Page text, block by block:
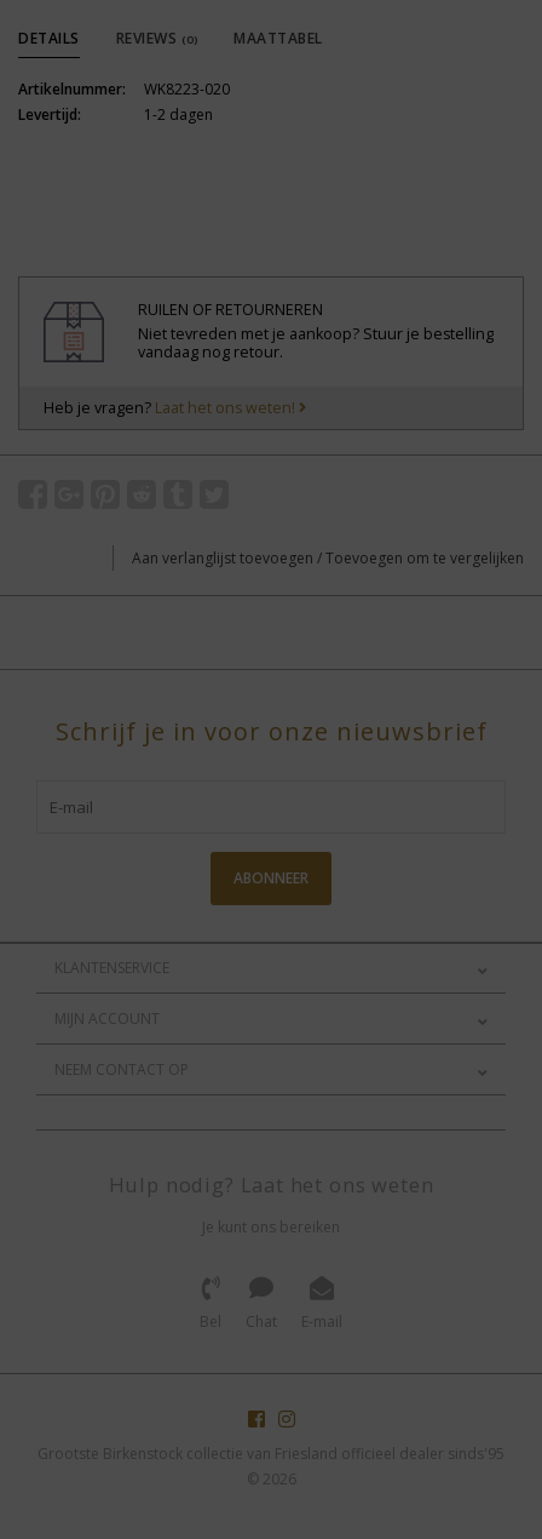
DETAILS REVIEWS (0) MAATTABEL
Artikelnummer:
WK8223-020
Levertijd:
1-2 dagen
RUILEN OF RETOURNEREN
Niet tevreden met je aankoop? Stuur je bestelling
vandaag nog retour.
Heb je vragen? Laat het ons weten!
Aan verlanglijst toevoegen /Toevoegen om te vergelijken
Schrijf je in voor onze nieuwsbrief
ABONNEER
KLANTENSERVICE
MIJN ACCOUNT
NEEM CONTACT OP
Hulp nodig? Laat het ons weten
Je kunt ons bereiken
Bel Chat E-mail
Grootste Birkenstock collectie van Friesland officieel dealer sinds'95
© 2026